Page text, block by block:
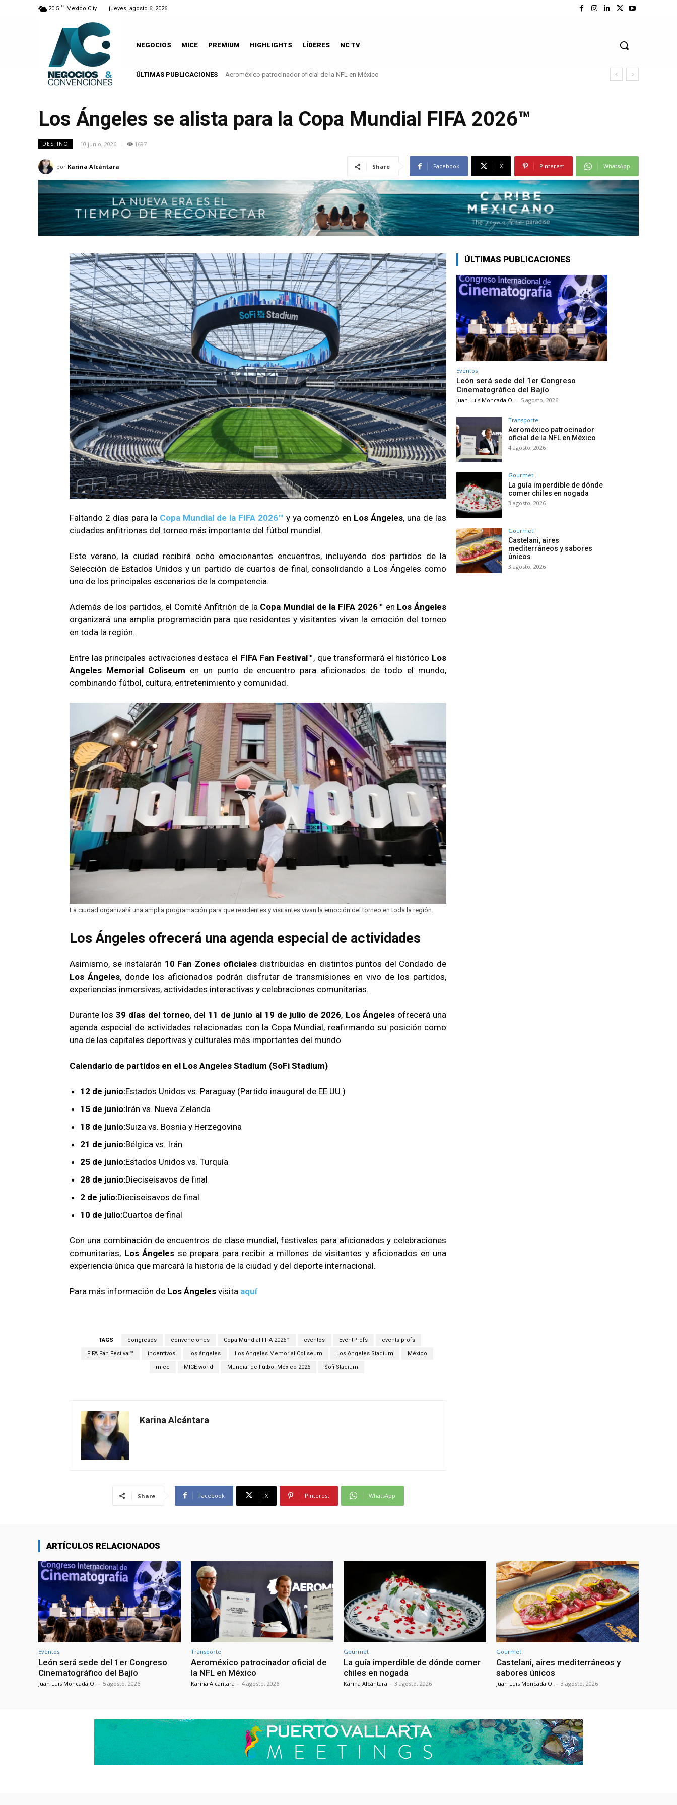
20.5 C Mexico City jueves, agosto 6, 2026
NEGOCIOS MICE PREMIUM HIGHLIGHTS LÍDERES NC TV
ÚLTIMAS PUBLICACIONES Aeroméxico patrocinador oficial de la NFL en México
Los Ángeles se alista para la Copa Mundial FIFA 2026™
DESTINO 10 junio, 2026 1697
por Karina Alcántara Share Facebook X Pinterest WhatsApp
Faltando 2 días para la Copa Mundial de la FIFA 2026™ y ya comenzó en Los Ángeles, una de las
ciudades anfitrionas del torneo más importante del fútbol mundial.
Este verano, la ciudad recibirá ocho emocionantes encuentros, incluyendo dos partidos de la
Selección de Estados Unidos y un partido de cuartos de final, consolidando a Los Ángeles como
uno de los principales escenarios de la competencia.
Además de los partidos, el Comité Anfitrión de la Copa Mundial de la FIFA 2026™ en Los Ángeles
organizará una amplia programación para que residentes y visitantes vivan la emoción del torneo
en toda la región.
Entre las principales activaciones destaca el FIFA Fan Festival™, que transformará el histórico Los
Angeles Memorial Coliseum en un punto de encuentro para aficionados de todo el mundo,
combinando fútbol, cultura, entretenimiento y comunidad.
La ciudad organizará una amplia programación para que residentes y visitantes vivan la emoción del torneo en toda la región.
Los Ángeles ofrecerá una agenda especial de actividades
Asimismo, se instalarán 10 Fan Zones oficialesdistribuidas en distintos puntos del Condado de
Los Ángeles, donde los aficionados podrán disfrutar de transmisiones en vivo de los partidos,
experiencias inmersivas, actividades interactivas y celebraciones comunitarias.
Durante los39 días del torneo, del 11 de junio al 19 de julio de 2026, Los Ángelesofrecerá una
agenda especial de actividades relacionadas con la Copa Mundial, reafirmando su posición como
una de las capitales deportivas y culturales más importantes del mundo.
Calendario de partidos en el Los Angeles Stadium (SoFi Stadium)
12 de junio:Estados Unidos vs. Paraguay (Partido inaugural de EE.UU.)
15 de junio:Irán vs. Nueva Zelanda
18 de junio:Suiza vs. Bosnia y Herzegovina
21 de junio:Bélgica vs. Irán
25 de junio:Estados Unidos vs. Turquía
28 de junio:Dieciseisavos de final
2 de julio:Dieciseisavos de final
10 de julio:Cuartos de final
Con una combinación de encuentros de clase mundial, festivales para aficionados y celebraciones
comunitarias, Los Ángeles se prepara para recibir a millones de visitantes y aficionados en una
experiencia única que marcará la historia de la ciudad y del deporte internacional.
Para más información de Los Ángeles visita aquí
TAGS congresos convenciones Copa Mundial FIFA 2026™ eventos EventProfs events profs
FIFA Fan Festival™ incentivos los ángeles Los Angeles Memorial Coliseum Los Angeles Stadium México
mice MICE world Mundial de Fútbol México 2026 Sofi Stadium
Karina Alcántara
Share Facebook X Pinterest WhatsApp
ÚLTIMAS PUBLICACIONES
Eventos
León será sede del 1er Congreso
Cinematográfico del Bajío
Juan Luis Moncada O. - 5 agosto, 2026
Transporte
Aeroméxico patrocinador
oficial de la NFL en México
4 agosto, 2026
Gourmet
La guía imperdible de dónde
comer chiles en nogada
3 agosto, 2026
Gourmet
Castelani, aires
mediterráneos y sabores
únicos
3 agosto, 2026
ARTÍCULOS RELACIONADOS
Eventos
León será sede del 1er Congreso
Cinematográfico del Bajío
Juan Luis Moncada O. - 5 agosto, 2026
Transporte
Aeroméxico patrocinador oficial de
la NFL en México
Karina Alcántara - 4 agosto, 2026
Gourmet
La guía imperdible de dónde comer
chiles en nogada
Karina Alcántara - 3 agosto, 2026
Gourmet
Castelani, aires mediterráneos y
sabores únicos
Juan Luis Moncada O. - 3 agosto, 2026